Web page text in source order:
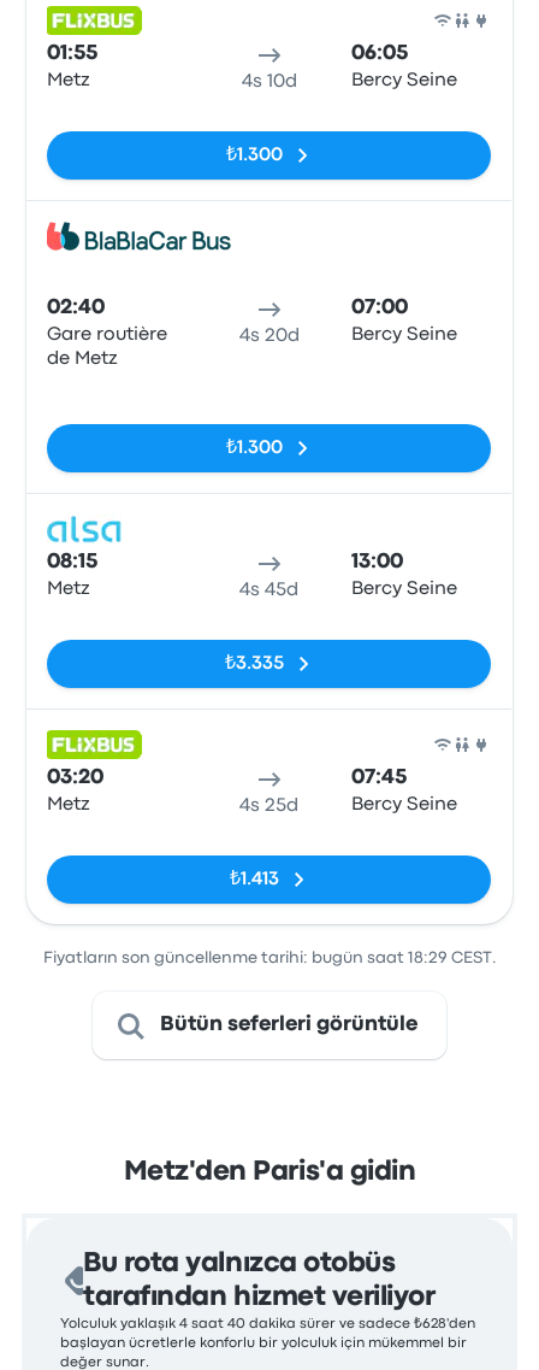
01:55
Metz 4s 10d
06:05
Bercy Seine
₺1.300
02:40
Gare routière
de Metz
4s 20d
07:00
Bercy Seine
₺1.300
08:15
Metz 4s 45d
13:00
Bercy Seine
₺3.335
03:20
Metz 4s 25d
07:45
Bercy Seine
₺1.413
Fiyatların son güncellenme tarihi: bugün saat 18:29 CEST.
Bütün seferleri görüntüle
Metz'den Paris'a gidin
Bu rota yalnızca otobüs
tarafından hizmet veriliyor
Yolculuk yaklaşık 4 saat 40 dakika sürer ve sadece ₺628'den
başlayan ücretlerle konforlu bir yolculuk için mükemmel bir
değer sunar.